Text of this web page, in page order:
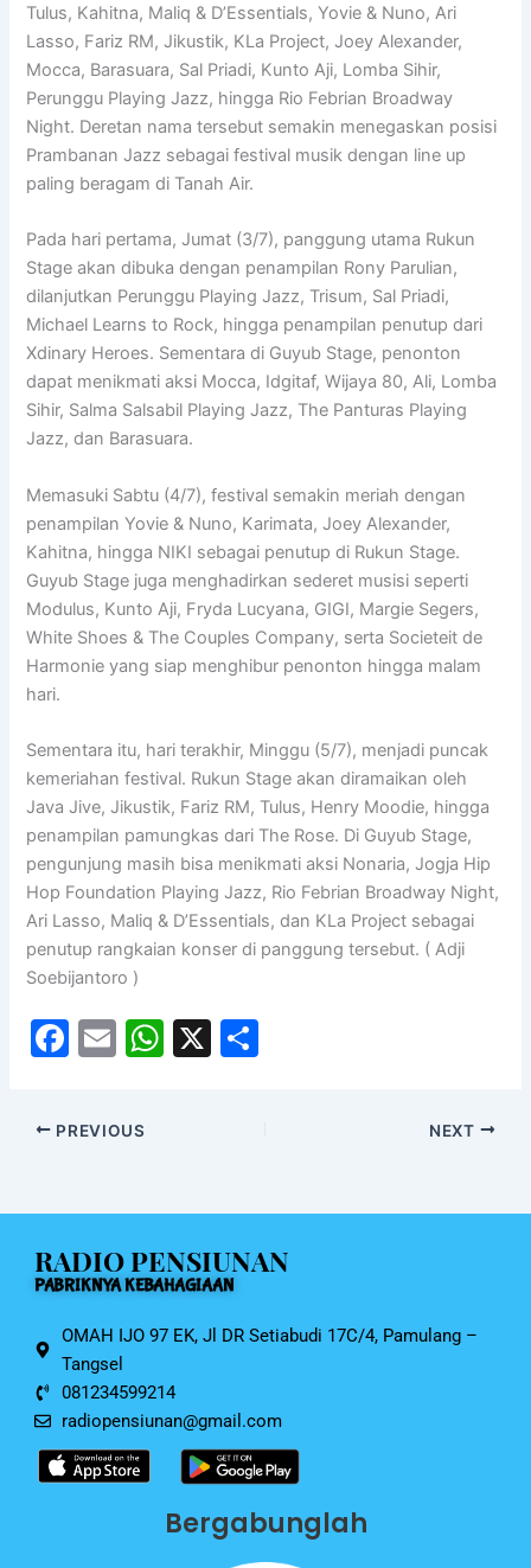
Tulus, Kahitna, Maliq & D’Essentials, Yovie & Nuno, Ari
Lasso, Fariz RM, Jikustik, KLa Project, Joey Alexander,
Mocca, Barasuara, Sal Priadi, Kunto Aji, Lomba Sihir,
Perunggu Playing Jazz, hingga Rio Febrian Broadway
Night. Deretan nama tersebut semakin menegaskan posisi
Prambanan Jazz sebagai festival musik dengan line up
paling beragam di Tanah Air.
Pada hari pertama, Jumat (3/7), panggung utama Rukun
Stage akan dibuka dengan penampilan Rony Parulian,
dilanjutkan Perunggu Playing Jazz, Trisum, Sal Priadi,
Michael Learns to Rock, hingga penampilan penutup dari
Xdinary Heroes. Sementara di Guyub Stage, penonton
dapat menikmati aksi Mocca, Idgitaf, Wijaya 80, Ali, Lomba
Sihir, Salma Salsabil Playing Jazz, The Panturas Playing
Jazz, dan Barasuara.
Memasuki Sabtu (4/7), festival semakin meriah dengan
penampilan Yovie & Nuno, Karimata, Joey Alexander,
Kahitna, hingga NIKI sebagai penutup di Rukun Stage.
Guyub Stage juga menghadirkan sederet musisi seperti
Modulus, Kunto Aji, Fryda Lucyana, GIGI, Margie Segers,
White Shoes & The Couples Company, serta Societeit de
Harmonie yang siap menghibur penonton hingga malam
hari.
Sementara itu, hari terakhir, Minggu (5/7), menjadi puncak
kemeriahan festival. Rukun Stage akan diramaikan oleh
Java Jive, Jikustik, Fariz RM, Tulus, Henry Moodie, hingga
penampilan pamungkas dari The Rose. Di Guyub Stage,
pengunjung masih bisa menikmati aksi Nonaria, Jogja Hip
Hop Foundation Playing Jazz, Rio Febrian Broadway Night,
Ari Lasso, Maliq & D’Essentials, dan KLa Project sebagai
penutup rangkaian konser di panggung tersebut. ( Adji
Soebijantoro )
F
c
e
o
o
k
E
ai
l
W
p
p
X
PREVIOUS NEXT
RADIO PENSIUNAN
PABRIKNYA KEBAHAGIAAN
OMAH IJO 97 EK, Jl DR Setiabudi 17C/4, Pamulang –
Tangsel
081234599214
radiopensiunan@gmail.com
Bergabunglah